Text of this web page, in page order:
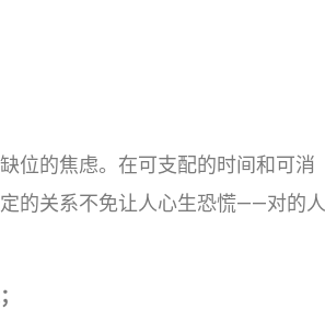
位的焦虑。在可支配的时间和可消
的关系不免让人心生恐慌——对的人